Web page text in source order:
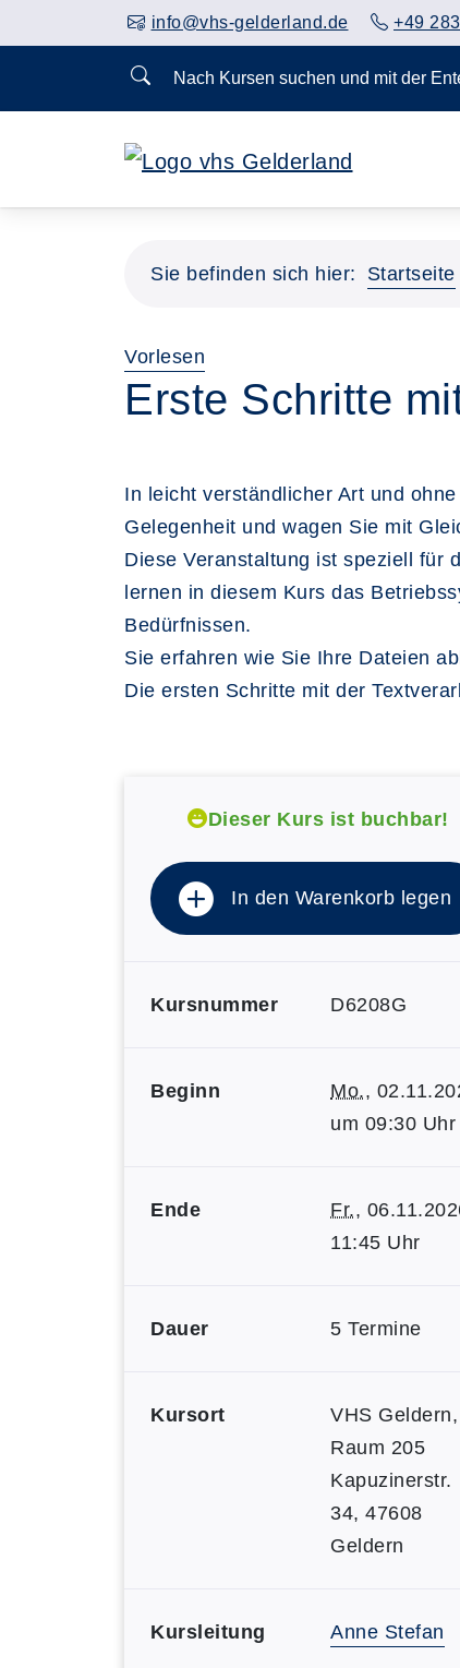
info@vhs-gelderland.de +49
Nach Kursen suchen und mit der
Sie befinden sich hier: Startseite
Vorlesen
Erste Schritte
In leicht verständlicher Art und
Gelegenheit und wagen Sie mit
Diese Veranstaltung ist speziell für
lernen in diesem Kurs das
Bedürfnissen.
Sie erfahren wie Sie Ihre Dateien
Die ersten Schritte mit der
Dieser Kurs ist buchbar!
In den Warenkorb legen
Kursnummer D6208G
Beginn Mo.,
um 09:30 Uhr
Ende Fr.,
11:45 Uhr
Dauer 5 Termine
Kursort
VHS Geldern,
Raum 205
Kapuzinerstr.
34, 47608
Geldern
Kursleitung Anne Stefan